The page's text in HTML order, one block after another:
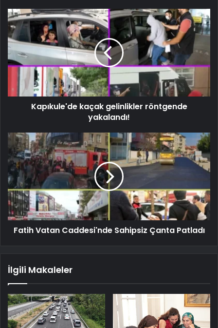
Kapıkule'de kaçak gelinlikler röntgende
yakalandı!
Fatih Vatan Caddesi'nde Sahipsiz Çanta Patladı
İlgili Makaleler